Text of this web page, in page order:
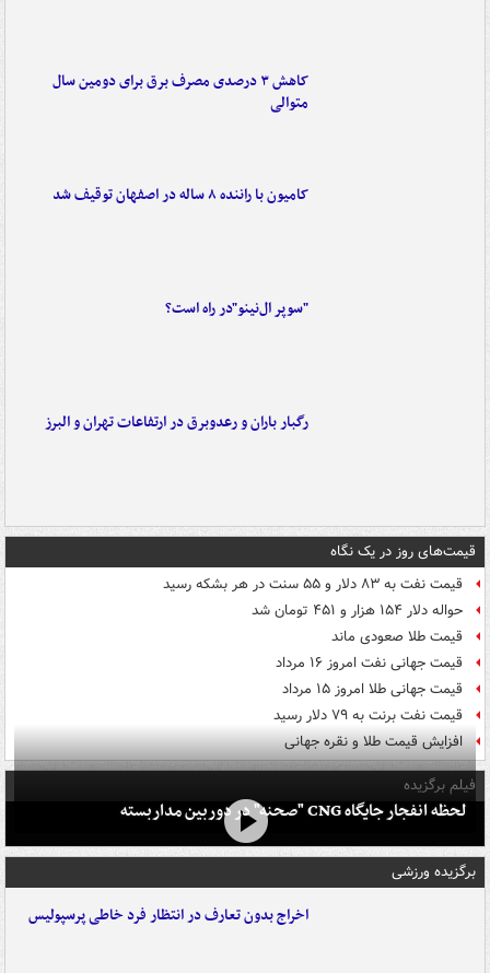
کاهش ۳ درصدی مصرف برق برای دومین سال
متوالی
کامیون با راننده ۸ ساله در اصفهان توقیف شد
"سوپر ال‌نینو"در راه است؟
رگبار باران و رعدوبرق در ارتفاعات تهران و البرز
قیمت‌های روز در یک نگاه
قیمت نفت به ۸۳ دلار و ۵۵ سنت در هر بشکه رسید
حواله دلار ۱۵۴ هزار و ۴۵۱ تومان شد
قیمت طلا صعودی ماند
قیمت جهانی نفت امروز ۱۶ مرداد
قیمت جهانی طلا امروز ۱۵ مرداد
قیمت نفت برنت به ۷۹ دلار رسید
افزایش قیمت طلا و نقره جهانی
فیلم برگزیده
لحظه انفجار جایگاه CNG "صحنه" در دوربین مداربسته
برگزیده ورزشی
اخراج بدون تعارف در انتظار فرد خاطی پرسپولیس